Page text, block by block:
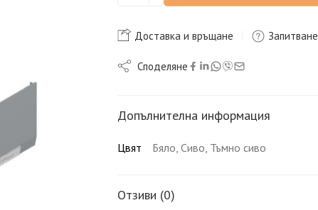
Доставка и връщане Запитване
Споделяне
Допълнителна информация
Цвят Бяло, Сиво, Тъмно сиво
Отзиви (0)